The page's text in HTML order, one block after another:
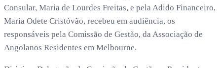
Consular, Maria de Lourdes Freitas, e pela Adido Financeiro,
Maria Odete Cristóvão, recebeu em audiência, os
responsáveis pela Comissão de Gestão, da Associação de
Angolanos Residentes em Melbourne.